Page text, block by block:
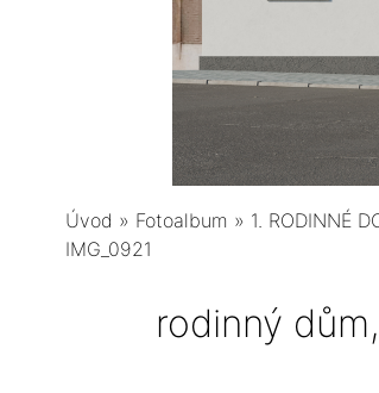
Úvod » Fotoalbum » 1. RODINNÉ
IMG_0921
rodinný